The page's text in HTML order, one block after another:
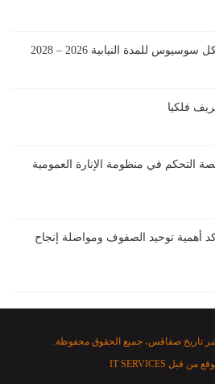
للمدة النيابية 2026 – 2028
فلكيا
التحكم في منظومة الإنارة العمومية
أهمية توحيد الصفوف ومواصلة إنجاح
من قبل IT SERVICES